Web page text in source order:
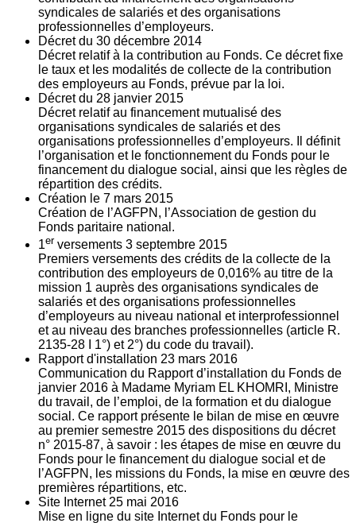
syndicales de salariés et des organisations
professionnelles d’employeurs.
Décret du 30 décembre 2014
Décret relatif à la contribution au Fonds. Ce décret fixe
le taux et les modalités de collecte de la contribution
des employeurs au Fonds, prévue par la loi.
Décret du 28 janvier 2015
Décret relatif au financement mutualisé des
organisations syndicales de salariés et des
organisations professionnelles d’employeurs. Il définit
l’organisation et le fonctionnement du Fonds pour le
financement du dialogue social, ainsi que les règles de
répartition des crédits.
Création le 7 mars 2015
Création de l’AGFPN, l’Association de gestion du
Fonds paritaire national.
1er versements 3 septembre 2015
Premiers versements des crédits de la collecte de la
contribution des employeurs de 0,016% au titre de la
mission 1 auprès des organisations syndicales de
salariés et des organisations professionnelles
d’employeurs au niveau national et interprofessionnel
et au niveau des branches professionnelles (article R.
2135‐28 I 1°) et 2°) du code du travail).
Rapport d'installation 23 mars 2016
Communication du Rapport d’installation du Fonds de
janvier 2016 à Madame Myriam EL KHOMRI, Ministre
du travail, de l’emploi, de la formation et du dialogue
social. Ce rapport présente le bilan de mise en œuvre
au premier semestre 2015 des dispositions du décret
n° 2015-87, à savoir : les étapes de mise en œuvre du
Fonds pour le financement du dialogue social et de
l’AGFPN, les missions du Fonds, la mise en œuvre des
premières répartitions, etc.
Site Internet 25 mai 2016
Mise en ligne du site Internet du Fonds pour le